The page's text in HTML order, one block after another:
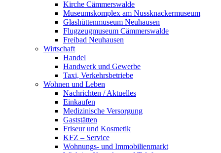
Kirche Cämmerswalde
Museumskomplex am Nussknackermuseum
Glashüttenmuseum Neuhausen
Flugzeugmuseum Cämmerswalde
Freibad Neuhausen
Wirtschaft
Handel
Handwerk und Gewerbe
Taxi, Verkehrsbetriebe
Wohnen und Leben
Nachrichten / Aktuelles
Einkaufen
Medizinische Versorgung
Gaststätten
Friseur und Kosmetik
KFZ – Service
Wohnungs- und Immobilienmarkt